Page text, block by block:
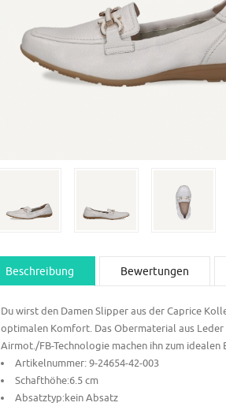
Beschreibung Bewertungen
Du wirst den Damen Slipper aus der Caprice
optimalen Komfort. Das Obermaterial aus
Airmot./FB-Technologie machen ihn zum
Artikelnummer: 9-24654-42-003
Schafthöhe:6.5cm
Absatztyp:kein Absatz